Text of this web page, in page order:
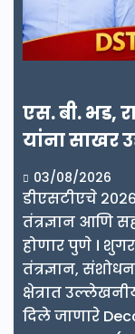
एस. बी. भड,
यांना साखर
03/08/2026
डीएसटीएचे
तंत्रज्ञान आणि
होणार पुणे ।
तंत्रज्ञान,
क्षेत्रात
दिले जाणारे